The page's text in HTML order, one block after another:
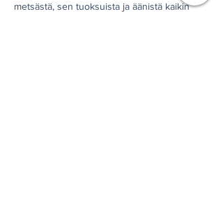
metsästä, sen tuoksuista ja äänistä kaikin